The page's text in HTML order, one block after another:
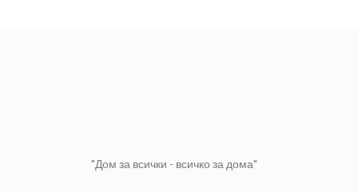
"Дом за всички - всичко за дома"